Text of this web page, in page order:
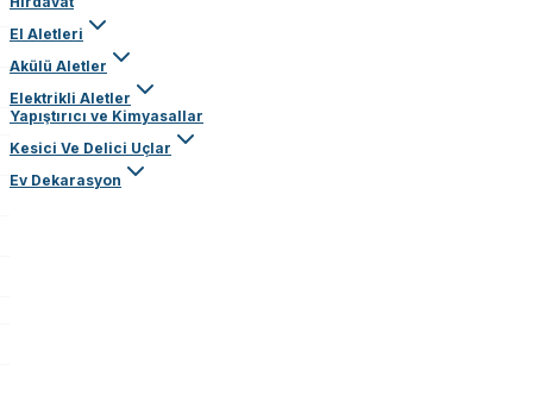
El Aletleri
Akülü Aletler
Elektrikli Aletler
Yapıştırıcı ve Kimyasallar
Kesici Ve Delici Uçlar
Ev Dekarasyon